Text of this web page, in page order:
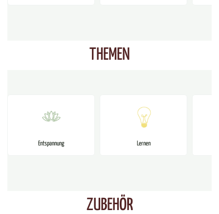
THEMEN
Entspannung Lernen
ZUBEHÖR